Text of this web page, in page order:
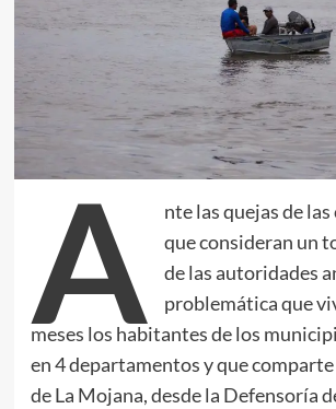
A
nte las quejas de
que consideran un
de las autoridades
problemática que
meses los habitantes de los
en 4 departamentos y que
de La Mojana, desde la Defensoría